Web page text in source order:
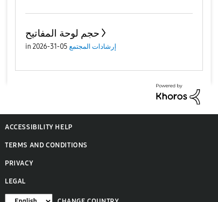
حجم لوحة المفاتيح
in إرشادات المجتمع 05-31-2026
ACCESSIBILITY HELP
TERMS AND CONDITIONS
PRIVACY
LEGAL